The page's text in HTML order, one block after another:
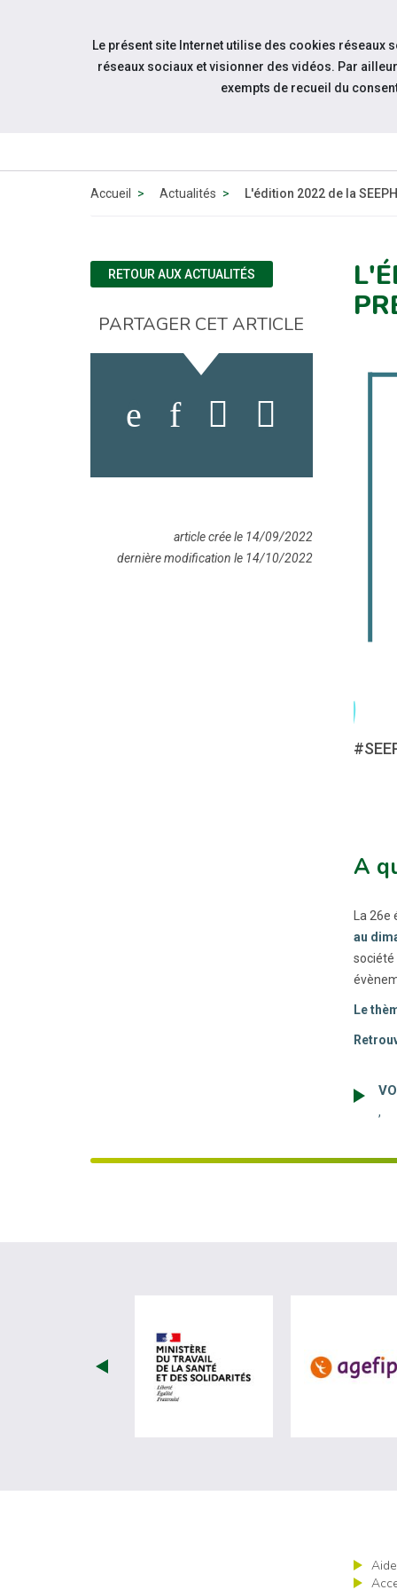
Aller au contenu
Accueil Actualités L'édition 2022 de la
A
La
au
société
Le
,
RETOUR AUX ACTUALITÉS
PARTAGER CET ARTICLE
article crée le 14/09/2022
dernière modification le 14/10/2022
visiter les site de
Le présent site Internet utilise des cookies réseaux
réseaux sociaux et visionner des vidéos. Par
exempts de recueil du